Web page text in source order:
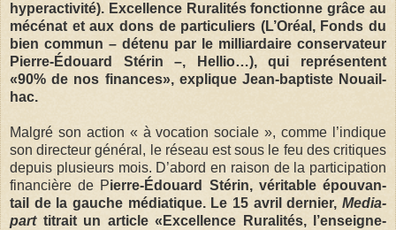
hyper­ac­ti­vité). Excel­lence Rura­li­tés fonc­tionne grâce au
mécé­nat et aux dons de par­ti­cu­liers (L’Oréal, Fonds du
bien com­mun – détenu par le mil­liar­daire conser­va­teur
Pierre-Édouard Sté­rin –, Hel­lio…), qui repré­sentent
«90% de nos finances», explique Jean-bap­tiste Nouail­
hac.
Mal­gré son action « à voca­tion sociale », comme l’indique
son direc­teur géné­ral, le réseau est sous le feu des cri­tiques
depuis plu­sieurs mois. D’abord en rai­son de la par­ti­ci­pa­tion
finan­cière de Pierre-Édouard Sté­rin, véri­table épou­van­
tail de la gauche média­tique. Le 15 avril der­nier, Media­
part titrait un article «Excel­lence Rura­li­tés, l’ensei­gne­